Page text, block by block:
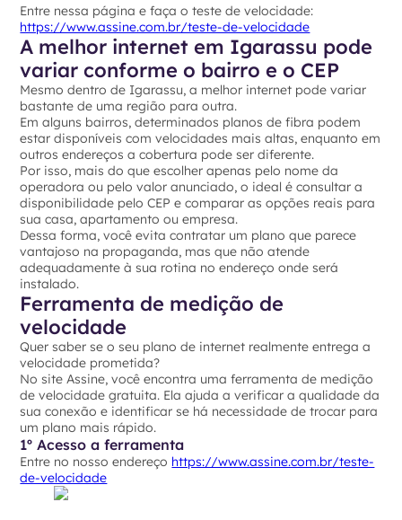
Entre nessa página e faça o teste de velocidade:
https://www.assine.com.br/teste-de-velocidade
A melhor internet em Igarassu pode
variar conforme o bairro e o CEP
Mesmo dentro de Igarassu, a melhor internet pode variar
bastante de uma região para outra.
Em alguns bairros, determinados planos de fibra podem
estar disponíveis com velocidades mais altas, enquanto em
outros endereços a cobertura pode ser diferente.
Por isso, mais do que escolher apenas pelo nome da
operadora ou pelo valor anunciado, o ideal é consultar a
disponibilidade pelo CEP e comparar as opções reais para
sua casa, apartamento ou empresa.
Dessa forma, você evita contratar um plano que parece
vantajoso na propaganda, mas que não atende
adequadamente à sua rotina no endereço onde será
instalado.
Ferramenta de medição de
velocidade
Quer saber se o seu plano de internet realmente entrega a
velocidade prometida?
No site Assine, você encontra uma ferramenta de medição
de velocidade gratuita. Ela ajuda a verificar a qualidade da
sua conexão e identificar se há necessidade de trocar para
um plano mais rápido.
1º Acesso a ferramenta
Entre no nosso endereço https://www.assine.com.br/teste-
de-velocidade